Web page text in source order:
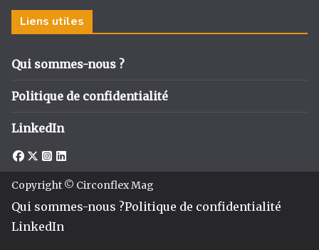
Liens utiles
Qui sommes-nous ?
Politique de confidentialité
LinkedIn
Copyright © Circonflex Mag
Qui sommes-nous ?Politique de confidentialité
LinkedIn